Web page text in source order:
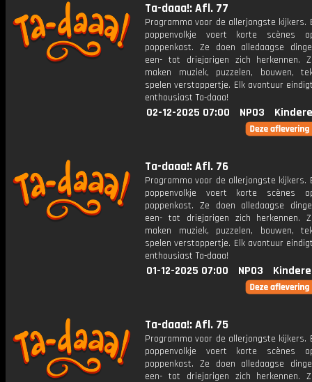
Ta-daaa!: Afl. 77
Programma voor de allerjongste kijkers.
poppenvolkje voert korte scènes
poppenkast. Ze doen alledaagse
een- tot driejarigen zich herkennen.
maken muziek, puzzelen, bouwen,
spelen verstoppertje. Elk avontuur
enthousiast Ta-daaa!
02-12-2025 07:00 NPO3
Ta-daaa!: Afl. 76
Programma voor de allerjongste kijkers.
poppenvolkje voert korte scènes
poppenkast. Ze doen alledaagse
een- tot driejarigen zich herkennen.
maken muziek, puzzelen, bouwen,
spelen verstoppertje. Elk avontuur
enthousiast Ta-daaa!
01-12-2025 07:00 NPO3
Ta-daaa!: Afl. 75
Programma voor de allerjongste kijkers.
poppenvolkje voert korte scènes
poppenkast. Ze doen alledaagse
een- tot driejarigen zich herkennen.